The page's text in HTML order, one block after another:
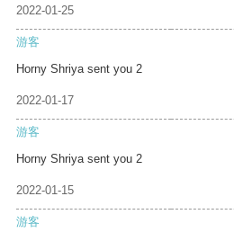
2022-01-25
游客
Horny Shriya sent you 2
2022-01-17
游客
Horny Shriya sent you 2
2022-01-15
游客